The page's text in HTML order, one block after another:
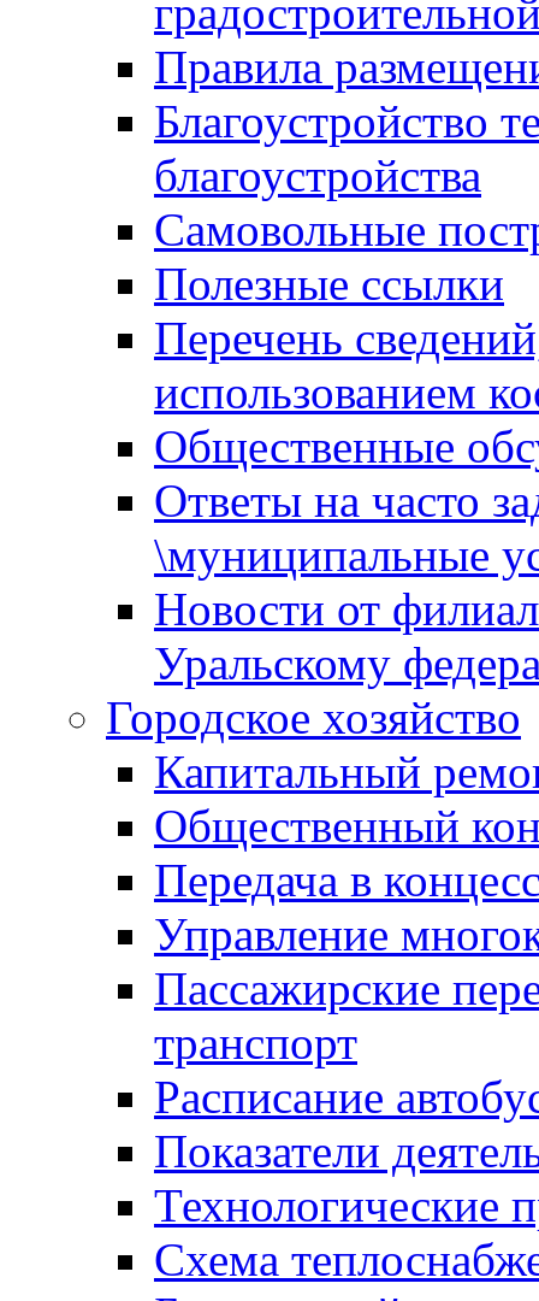
Правила
Благоустройство
благоустройства
Самовольные
Полезные ссылки
Перечень
использованием
Общественные
Ответы на часто
\муниципальные
Новости от
Уральскому
Городское хозяйство
Капитальный
Общественный
Передача в
Управление
Пассажирские
транспорт
Расписание
Показатели
Технологические
Схема